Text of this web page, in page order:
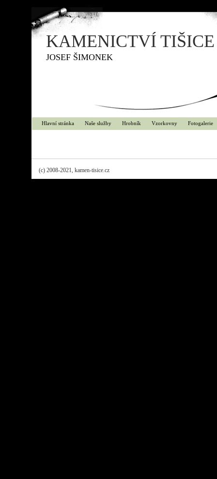
KAMENICTVÍ TIŠICE
JOSEF ŠIMONEK
Hlavní stránka Naše služby Hrobník Vzorkovny Fotogalerie
(c) 2008-2021, kamen-tisice.cz